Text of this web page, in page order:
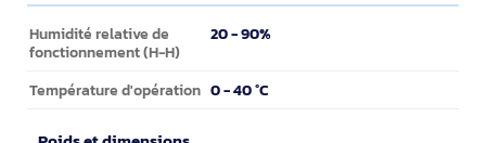
Conditions environnementales
Humidité relative de
fonctionnement (H-H)
20 - 90%
Température d'opération 0 - 40 °C